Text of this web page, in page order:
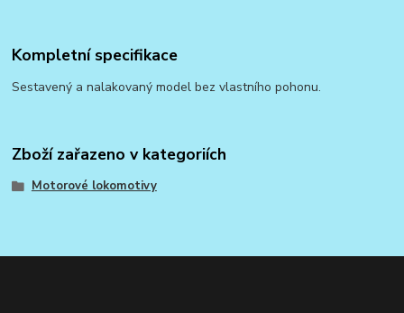
Kompletní specifikace
Sestavený a nalakovaný model bez vlastního pohonu.
Zboží zařazeno v kategoriích
Motorové lokomotivy